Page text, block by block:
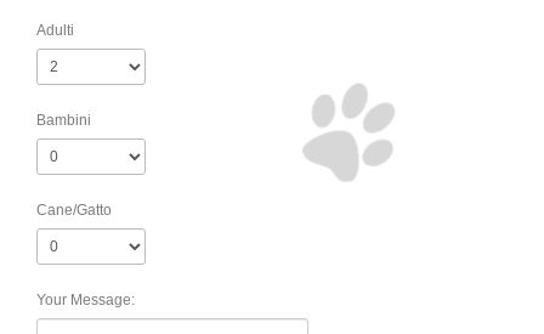
Adulti
Bambini
Cane/Gatto
Your Message: